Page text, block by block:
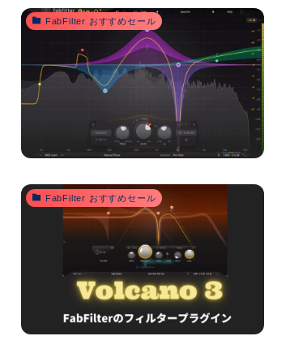
FabFilter おすすめセール
FabFilter おすすめセール